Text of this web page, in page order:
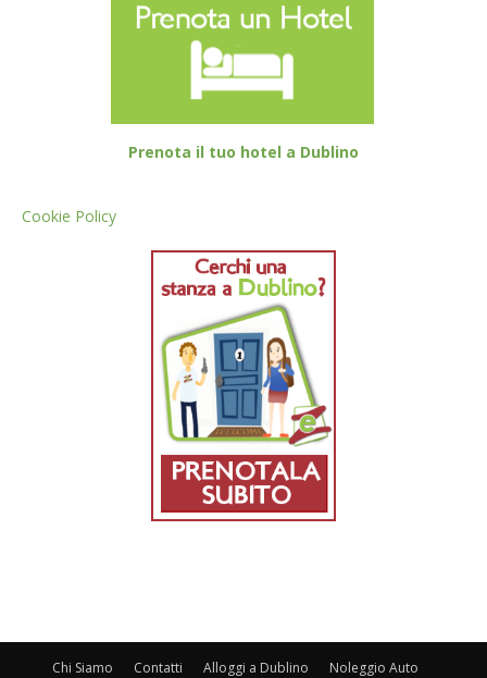
Prenota il tuo hotel a Dublino
Cookie Policy
Chi Siamo Contatti Alloggi a Dublino Noleggio Auto